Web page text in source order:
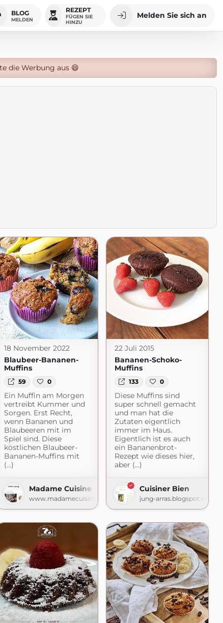
BLOG
MELDEN
REZEPT
FÜGEN SIE
HINZU
Melden Sie sich an
die Werbung aus 😄
18 November 2022
Blaubeer-Bananen-
Muffins
59 0
Ein Muffin am Morgen
vertreibt Kummer und
Sorgen. Erst Recht,
wenn Bananen und
Blaubeeren mit im
Spiel sind. Diese
köstlichen Blaubeer-
Bananen-Muffins mit
(...)
Madame Cuisine
www.madamecuisine.de
22 Juli 2015
Bananen-Schoko-
Muffins
133 0
Diese Muffins sind
super schnell gemacht
und man hat die
Zutaten eigentlich
immer im Haus.
Eigentlich ist es auch
ein Bananenbrot-
Rezept wie dieses hier,
aber (...)
Cuisiner Bien
jung-arras.blogspot.com